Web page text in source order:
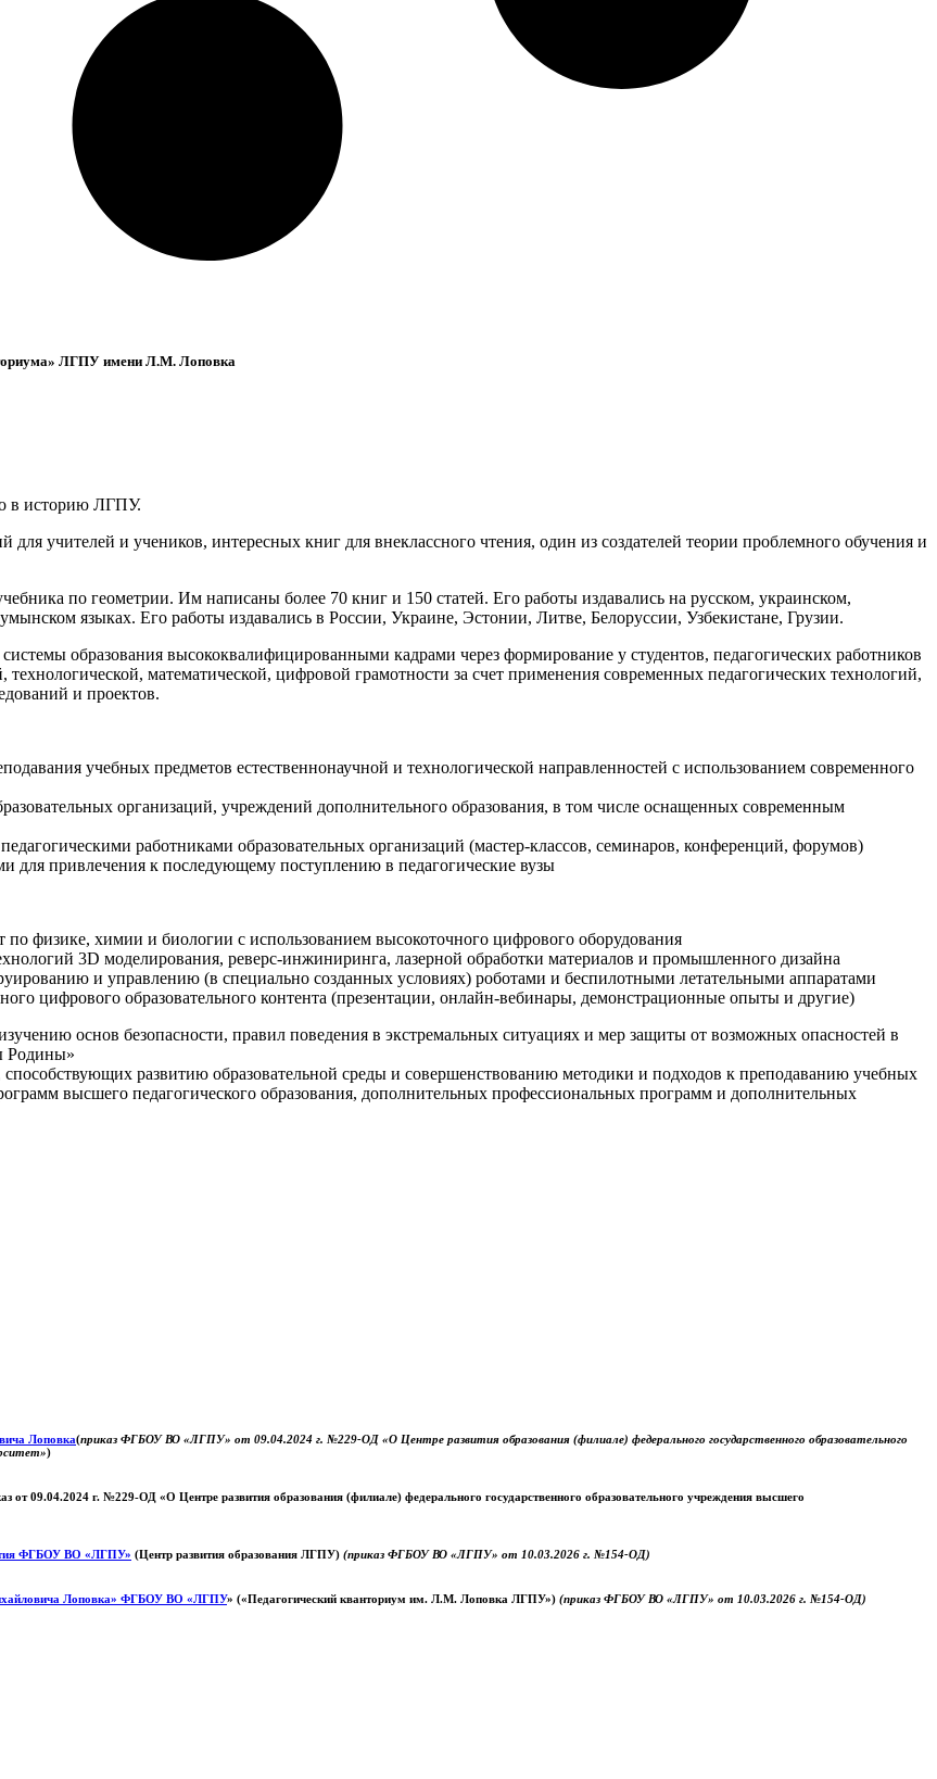
ЛГПУ имени Л.М. Лоповка
в историю ЛГПУ.
учителей и учеников, интересных книг для внеклассного чтения, один из создателей теории проблемного обучения и
по геометрии. Им написаны более 70 книг и 150 статей. Его работы издавались на русском, украинском,
языках. Его работы издавались в России, Украине, Эстонии, Литве, Белоруссии, Узбекистане, Грузии.
системы образования высококвалифицированными кадрами через формирование у студентов, педагогических работников
математической, цифровой грамотности за счет применения современных педагогических технологий,
и проектов.
учебных предметов естественнонаучной и технологической направленностей с использованием современного
организаций, учреждений дополнительного образования, в том числе оснащенных современным
работниками образовательных организаций (мастер-классов, семинаров, конференций, форумов)
для привлечения к последующему поступлению в педагогические вузы
по физике, химии и биологии с использованием высокоточного цифрового оборудования
3D моделирования, реверс-инжиниринга, лазерной обработки материалов и промышленного дизайна
и управлению (в специально созданных условиях) роботами и беспилотными летательными аппаратами
цифрового образовательного контента (презентации, онлайн-вебинары, демонстрационные опыты и другие)
основ безопасности, правил поведения в экстремальных ситуациях и мер защиты от возможных опасностей в
Родины»
развитию образовательной среды и совершенствованию методики и подходов к преподаванию учебных
высшего педагогического образования, дополнительных профессиональных программ и дополнительных
Лоповка(приказ ФГБОУ ВО «ЛГПУ» от 09.04.2024 г. №229-ОД «О Центре развития образования (филиале) федерального государственного образовательного
)
от 09.04.2024 г. №229-ОД «О Центре развития образования (филиале) федерального государственного образовательного учреждения высшего
ФГБОУ ВО «ЛГПУ» (Центр развития образования ЛГПУ) (приказ ФГБОУ ВО «ЛГПУ» от 10.03.2026 г. №154-ОД)
Лоповка» ФГБОУ ВО «ЛГПУ» («Педагогический кванториум им. Л.М. Лоповка ЛГПУ») (приказ ФГБОУ ВО «ЛГПУ» от 10.03.2026 г. №154-ОД)